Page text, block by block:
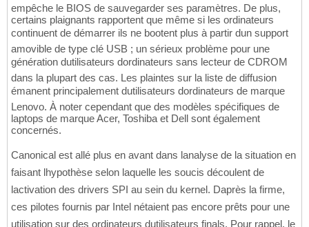
empêche le BIOS de sauvegarder ses paramètres. De plus,
certains plaignants rapportent que même si les ordinateurs
continuent de démarrer ils ne bootent plus à partir dun support
amovible de type clé USB ; un sérieux problème pour une
génération dutilisateurs dordinateurs sans lecteur de CDROM
dans la plupart des cas. Les plaintes sur la liste de diffusion
émanent principalement dutilisateurs dordinateurs de marque
Lenovo. À noter cependant que des modèles spécifiques de
laptops de marque Acer, Toshiba et Dell sont également
concernés.
Canonical est allé plus en avant dans lanalyse de la situation en
faisant lhypothèse selon laquelle les soucis découlent de
lactivation des drivers SPI au sein du kernel. Daprès la firme,
ces pilotes fournis par Intel nétaient pas encore prêts pour une
utilisation sur des ordinateurs dutilisateurs finals. Pour rappel, le